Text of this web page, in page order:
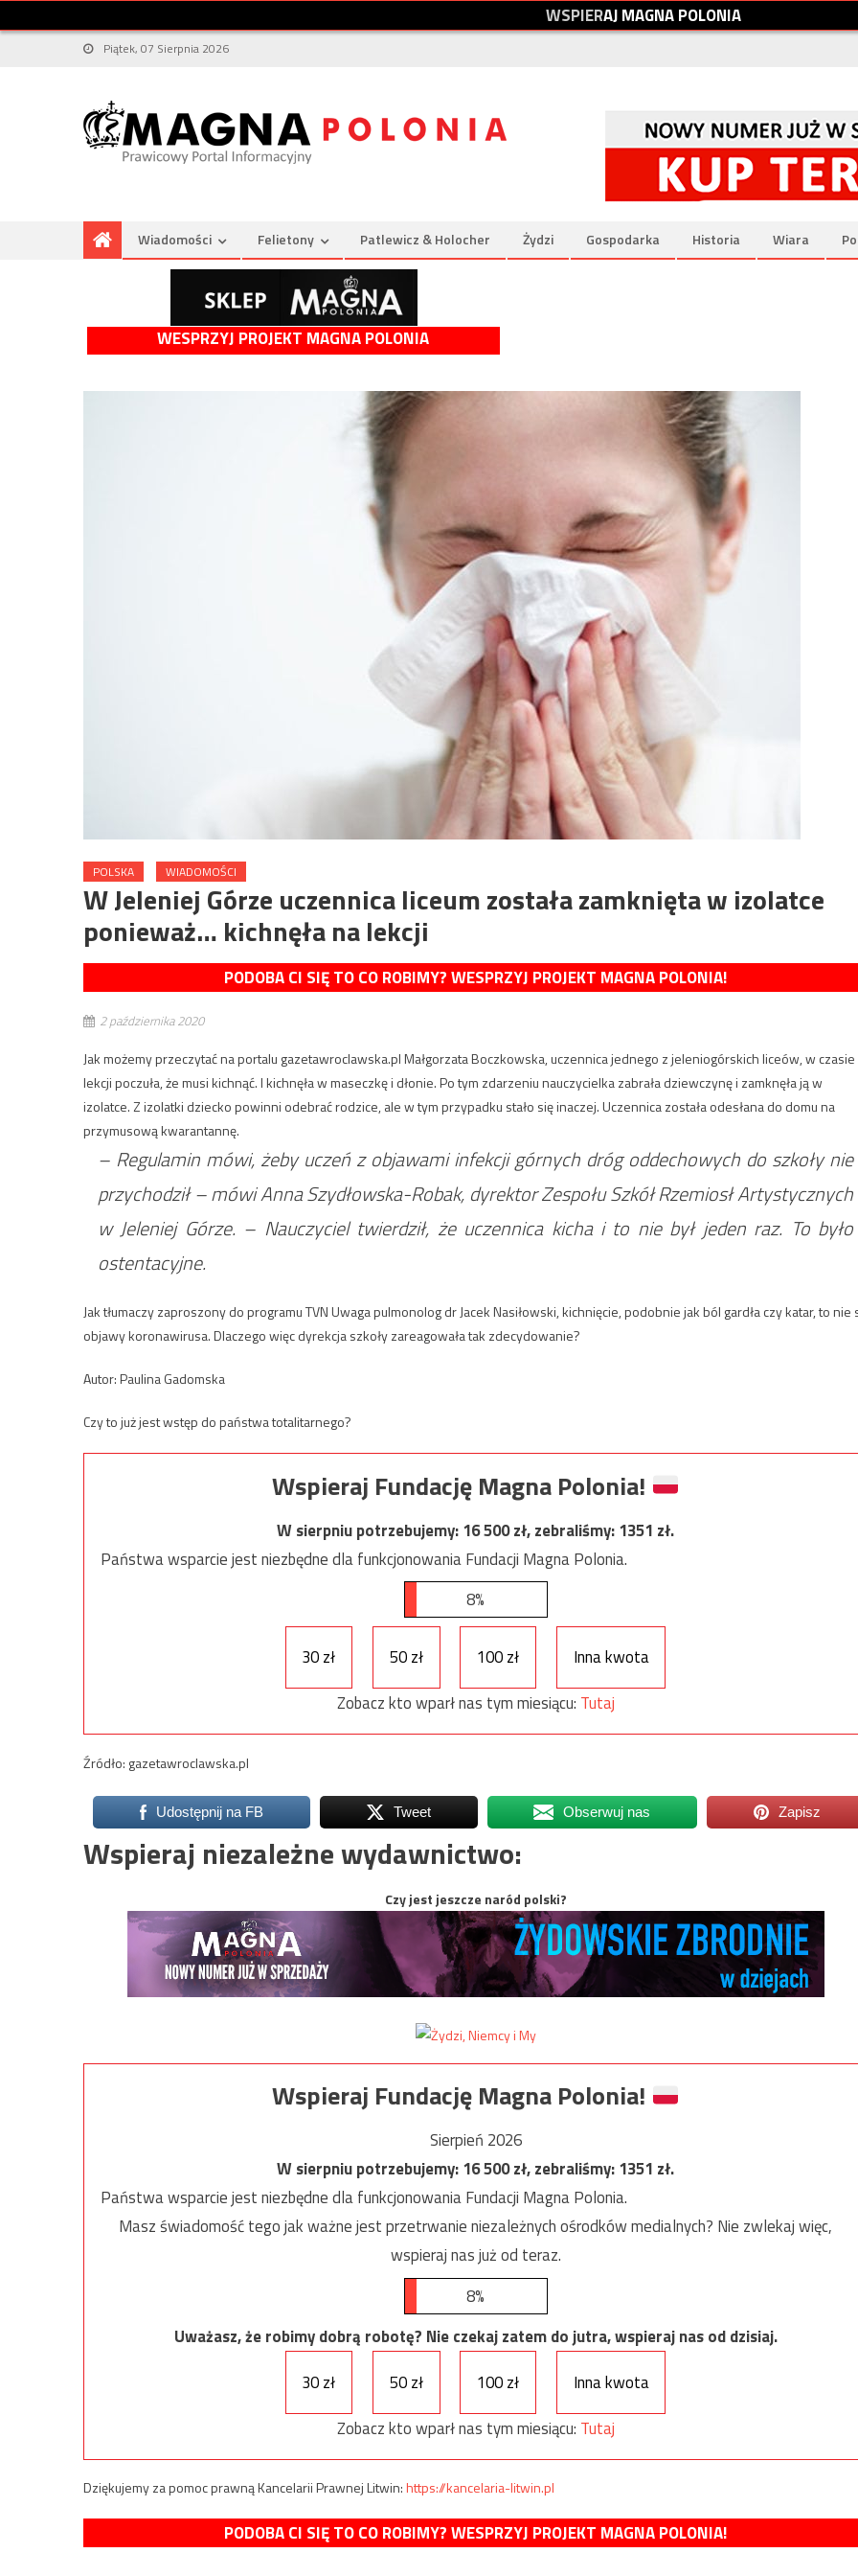
WSPIERAJMAGNAPOLONIA
Piątek, 07 Sierpnia 2026
Wiadomości Felietony Patlewicz & Holocher Żydzi Gospodarka Historia Wiara
WESPRZYJ PROJEKT MAGNA POLONIA
POLSKA WIADOMOŚCI
W Jeleniej Górze uczennica liceum została zamknięta w izolatce
ponieważ… kichnęła na lekcji
PODOBA CI SIĘ TO CO ROBIMY? WESPRZYJ PROJEKT MAGNA POLONIA!
2 października 2020
Jak możemy przeczytać na portalu gazetawroclawska.pl Małgorzata Boczkowska, uczennica jednego z jeleniogórskich liceów, w czasie
lekcji poczuła, że musi kichnąć. I kichnęła w maseczkę i dłonie. Po tym zdarzeniu nauczycielka zabrała dziewczynę i zamknęła ją w
izolatce. Z izolatki dziecko powinni odebrać rodzice, ale w tym przypadku stało się inaczej. Uczennica została odesłana do domu na
przymusową kwarantannę.
– Regulamin mówi, żeby uczeń z objawami infekcji górnych dróg oddechowych do szkoły nie
przychodził – mówi Anna Szydłowska-Robak, dyrektor Zespołu Szkół Rzemiosł Artystycznych
w Jeleniej Górze. – Nauczyciel twierdził, że uczennica kicha i to nie był jeden raz. To było
ostentacyjne.
Jak tłumaczy zaproszony do programu TVN Uwaga pulmonolog dr Jacek Nasiłowski, kichnięcie, podobnie jak ból gardła czy katar, to nie
objawy koronawirusa. Dlaczego więc dyrekcja szkoły zareagowała tak zdecydowanie?
Autor: Paulina Gadomska
Czy to już jest wstęp do państwa totalitarnego?
Wspieraj Fundację Magna Polonia!
W sierpniu potrzebujemy:16 500zł, zebraliśmy:1351 zł.
Państwa wsparcie jest niezbędne dla funkcjonowania Fundacji Magna Polonia.
8%
30 zł 50 zł 100 zł
Inna kwota
Zobacz kto wparł nas tym miesiącu: Tutaj
Źródło: gazetawroclawska.pl
Udostępnij na FB Tweet Obserwuj nas Zapisz
Wspieraj niezależne wydawnictwo:
Czy jest jeszcze naród polski?
Wspieraj Fundację Magna Polonia!
Sierpień 2026
W sierpniu potrzebujemy:16 500zł, zebraliśmy:1351 zł.
Państwa wsparcie jest niezbędne dla funkcjonowania Fundacji Magna Polonia.
Masz świadomość tego jak ważne jest przetrwanie niezależnych ośrodków medialnych? Nie zwlekaj więc,
wspieraj nas już od teraz.
8%
Uważasz, że robimy dobrą robotę? Nie czekaj zatem do jutra, wspieraj nas od dzisiaj.
30 zł
50 zł 100 zł
Inna kwota
Zobacz kto wparł nas tym miesiącu: Tutaj
Dziękujemy za pomoc prawną Kancelarii Prawnej Litwin:https://kancelaria-litwin.pl
PODOBA CI SIĘ TO CO ROBIMY? WESPRZYJ PROJEKT MAGNA POLONIA!